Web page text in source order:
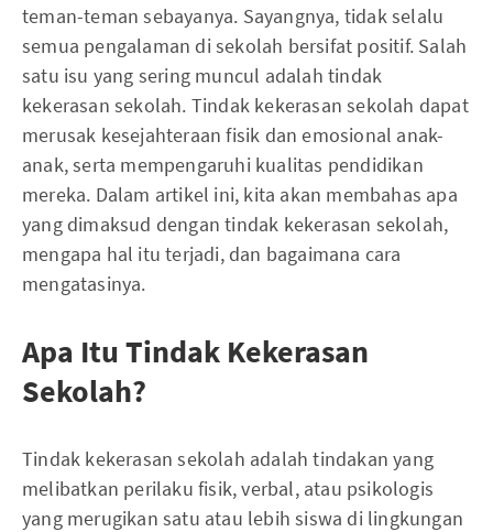
teman-teman sebayanya. Sayangnya, tidak selalu
semua pengalaman di sekolah bersifat positif. Salah
satu isu yang sering muncul adalah tindak
kekerasan sekolah. Tindak kekerasan sekolah dapat
merusak kesejahteraan fisik dan emosional anak-
anak, serta mempengaruhi kualitas pendidikan
mereka. Dalam artikel ini, kita akan membahas apa
yang dimaksud dengan tindak kekerasan sekolah,
mengapa hal itu terjadi, dan bagaimana cara
mengatasinya.
Apa Itu Tindak Kekerasan
Sekolah?
Tindak kekerasan sekolah adalah tindakan yang
melibatkan perilaku fisik, verbal, atau psikologis
yang merugikan satu atau lebih siswa di lingkungan